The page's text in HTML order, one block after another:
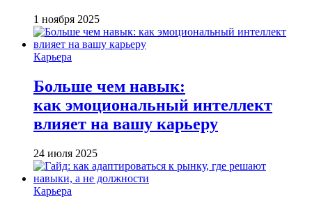
1 ноября 2025
Карьера
Больше чем навык:
как эмоциональный интеллект
влияет на вашу карьеру
24 июля 2025
Карьера